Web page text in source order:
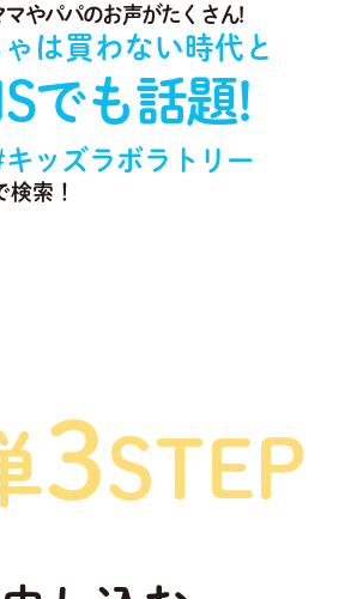
マやパパのお声がたくさん!
は買わない時代と
でも話題!
ッズラボラトリー
検索！
3STEP